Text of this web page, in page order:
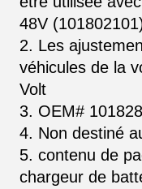
48V (101802101
2. Les
véhicules de la
Volt
3. OEM#
4. Non destiné
5. contenu de
chargeur de